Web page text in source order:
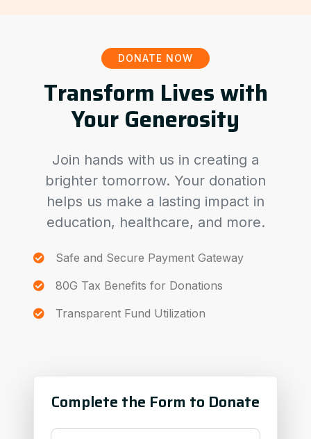
DONATE NOW
Transform Lives with
Your Generosity
Join hands with us in creating a
brighter tomorrow. Your donation
helps us make a lasting impact in
education, healthcare, and more.
Safe and Secure Payment Gateway
80G Tax Benefits for Donations
Transparent Fund Utilization
Complete the Form to Donate